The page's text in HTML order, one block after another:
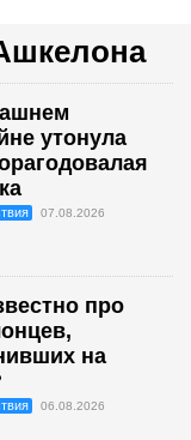
утонула
07.08.2026
про
на
06.08.2026